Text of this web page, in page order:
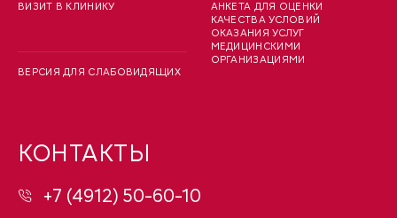
ВИЗИТ В КЛИНИКУ
ВЕРСИЯ ДЛЯ СЛАБОВИДЯЩИХ
АНКЕТА ДЛЯ ОЦЕНКИ
КАЧЕСТВА УСЛОВИЙ
ОКАЗАНИЯ УСЛУГ
МЕДИЦИНСКИМИ
ОРГАНИЗАЦИЯМИ
КОНТАКТЫ
+7 (4912) 50-60-10